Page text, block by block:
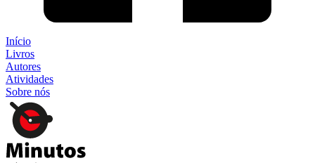
Início
Livros
Autores
Atividades
Sobre nós